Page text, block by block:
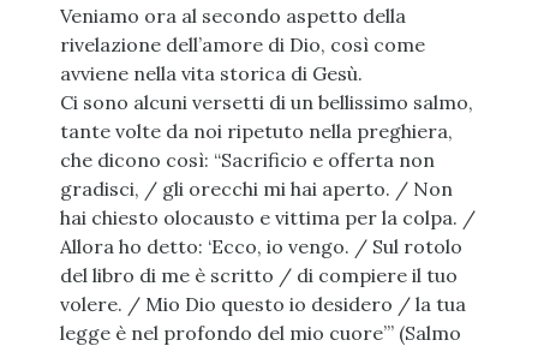
Veniamo ora al secondo aspetto della
rivelazione dell’amore di Dio, così come
avviene nella vita storica di Gesù.
Ci sono alcuni versetti di un bellissimo salmo,
tante volte da noi ripetuto nella preghiera,
che dicono così: “Sacrificio e offerta non
gradisci, / gli orecchi mi hai aperto. / Non
hai chiesto olocausto e vittima per la colpa. /
Allora ho detto: ‘Ecco, io vengo. / Sul rotolo
del libro di me è scritto / di compiere il tuo
volere. / Mio Dio questo io desidero / la tua
legge è nel profondo del mio cuore’” (Salmo